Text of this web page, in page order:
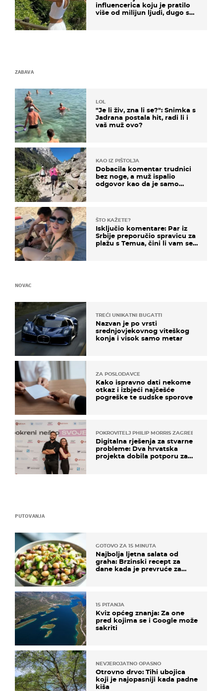
influencerica koju je pratilo
više od milijun ljudi, dugo se
ZABAVA
LOL
"Je li živ, zna li se?": Snimka s
Jadrana postala hit, radi li i
vaš muž ovo?
KAO IZ PIŠTOLJA
Dobacila komentar trudnici
bez noge, a muž ispalio
odgovor kao da je samo
ŠTO KAŽETE?
Isključio komentare: Par iz
Srbije preporučio spravicu za
plažu s Temua, čini li vam se
PUTOVANJA
GOTOVO ZA 15 MINUTA
Najbolja ljetna salata od
graha: Brzinski recept za
dane kada je prevruće za
15 PITANJA
Kviz općeg znanja: Za one
pred kojima se i Google može
sakriti
NEVJEROJATNO OPASNO
Otrovno drvo: Tihi ubojica
koji je najopasniji kada padne
kiša
NOVAC
TREĆI UNIKATNI BUGATTI
Nazvan je po vrsti
srednjovjekovnog viteškog
konja i visok samo metar
ZA POSLODAVCE
Kako ispravno dati nekome
otkaz i izbjeći najčešće
pogreške te sudske sporove
POKROVITELJ PHILIP MORRIS ZAGREB
Digitalna rješenja za stvarne
probleme: Dva hrvatska
projekta dobila potporu za